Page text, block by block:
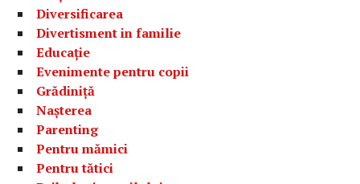
Diversificarea
Divertisment in familie
Educație
Evenimente pentru copii
Grădiniță
Nașterea
Parenting
Pentru mămici
Pentru tătici